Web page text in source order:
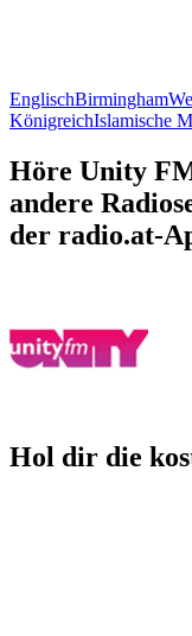
EnglischBirmingham
KönigreichIslamische
Höre Unity
andere
der radio.at-
Hol dir die